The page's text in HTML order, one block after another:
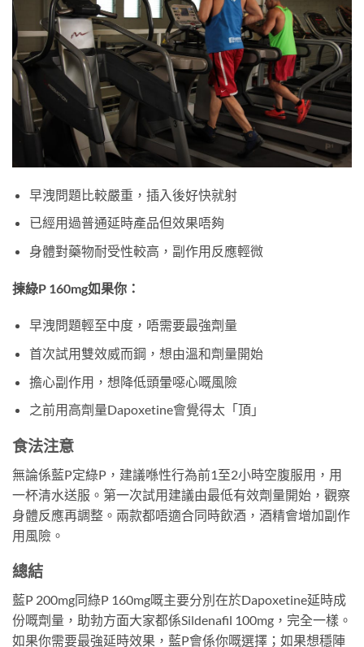
早洩問題比較嚴重，插入後好快就射
已經用過普通延時產品但效果唔夠
身體對藥物耐受性較高，副作用反應輕微
揀綠P 160mg如果你：
早洩問題輕至中度，唔需要最強劑量
首次試用雙效威而鋼，想由溫和劑量開始
擔心副作用，想降低頭暈噁心嘅風險
之前用高劑量Dapoxetine會覺得太「頂」
食法注意
無論係藍P定綠P，建議喺性行為前1至2小時空腹服用，用
一杯清水送服。第一次試用建議由最低有效劑量開始，觀察
身體反應再調整。兩款都唔適合同時飲酒，酒精會增加副作
用風險。
總結
藍P 200mg同綠P 160mg嘅主要分別在於Dapoxetine延時成
份嘅劑量，助勃方面大家都係Sildenafil 100mg，完全一樣。
如果你需要最強延時效果，藍P會係你嘅選擇；如果想穩陣